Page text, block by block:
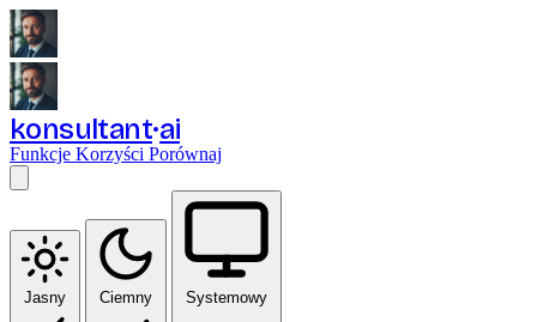
konsultant ai
Funkcje Korzyści Porównaj
Jasny Ciemny Systemowy